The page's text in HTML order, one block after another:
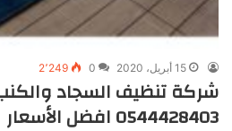
15 أبريل، 2020 0 2٬249
شركة تنظيف السجاد
0544428403 افضل الأسعار